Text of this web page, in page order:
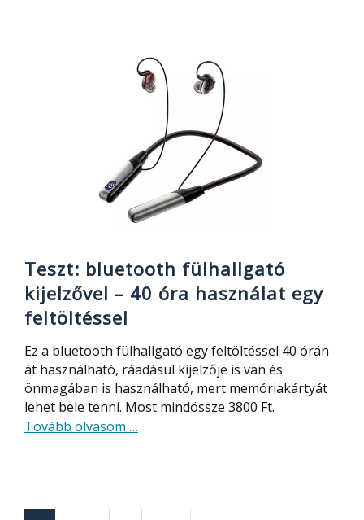
Teszt: bluetooth fülhallgató
kijelzővel – 40 óra használat egy
feltöltéssel
Ez a bluetooth fülhallgató egy feltöltéssel 40 órán
át használható, ráadásul kijelzője is van és
önmagában is használható, mert memóriakártyát
lehet bele tenni. Most mindössze 3800 Ft.
Tovább olvasom about
kijelzővel
…